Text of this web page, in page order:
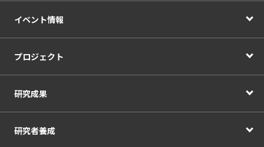
イベント情報
プロジェクト
研究成果
研究者養成